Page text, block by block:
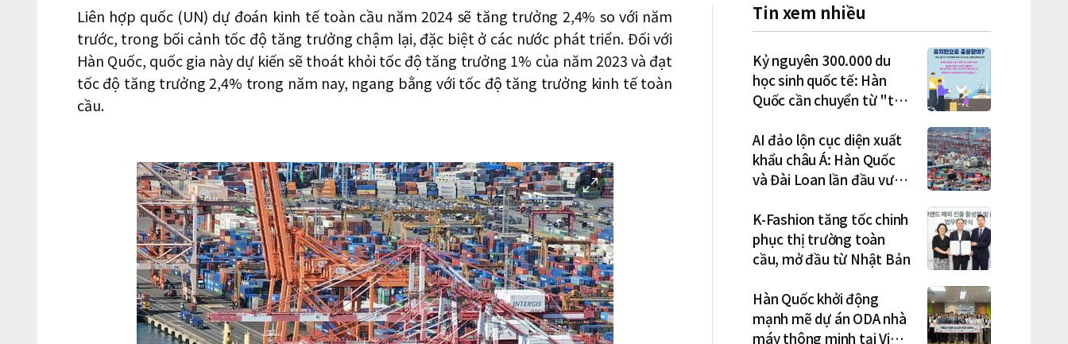
Liên hợp quốc (UN) dự đoán kinh tế toàn cầu năm 2024 sẽ tăng trưởng 2,4% so với năm
trước, trong bối cảnh tốc độ tăng trưởng chậm lại, đặc biệt ở các nước phát triển. Đối với
Hàn Quốc, quốc gia này dự kiến sẽ thoát khỏi tốc độ tăng trưởng 1% của năm 2023 và đạt
tốc độ tăng trưởng 2,4% trong năm nay, ngang bằng với tốc độ tăng trưởng kinh tế toàn
cầu.
이
미
지
확
대
Tin xem nhiều
Kỷ nguyên 300.000 du
học sinh quốc tế: Hàn
Quốc cần chuyển từ "thu
việc làm – định cư"
AI đảo lộn cục diện xuất
khẩu châu Á: Hàn Quốc
và Đài Loan lần đầu vượt
K-Fashion tăng tốc chinh
phục thị trường toàn
cầu, mở đầu từ Nhật Bản
Hàn Quốc khởi động
mạnh mẽ dự án ODA nhà
máy thông minh tại Việt